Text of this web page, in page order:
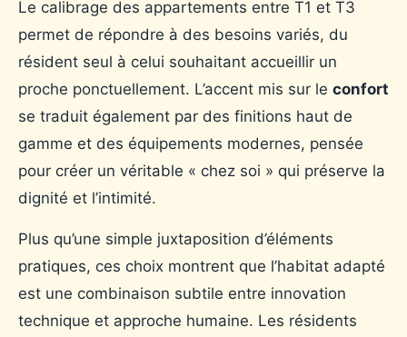
Le calibrage des appartements entre T1 et T3
permet de répondre à des besoins variés, du
résident seul à celui souhaitant accueillir un
proche ponctuellement. L’accent mis sur le confort
se traduit également par des finitions haut de
gamme et des équipements modernes, pensée
pour créer un véritable « chez soi » qui préserve la
dignité et l’intimité.
Plus qu’une simple juxtaposition d’éléments
pratiques, ces choix montrent que l’habitat adapté
est une combinaison subtile entre innovation
technique et approche humaine. Les résidents